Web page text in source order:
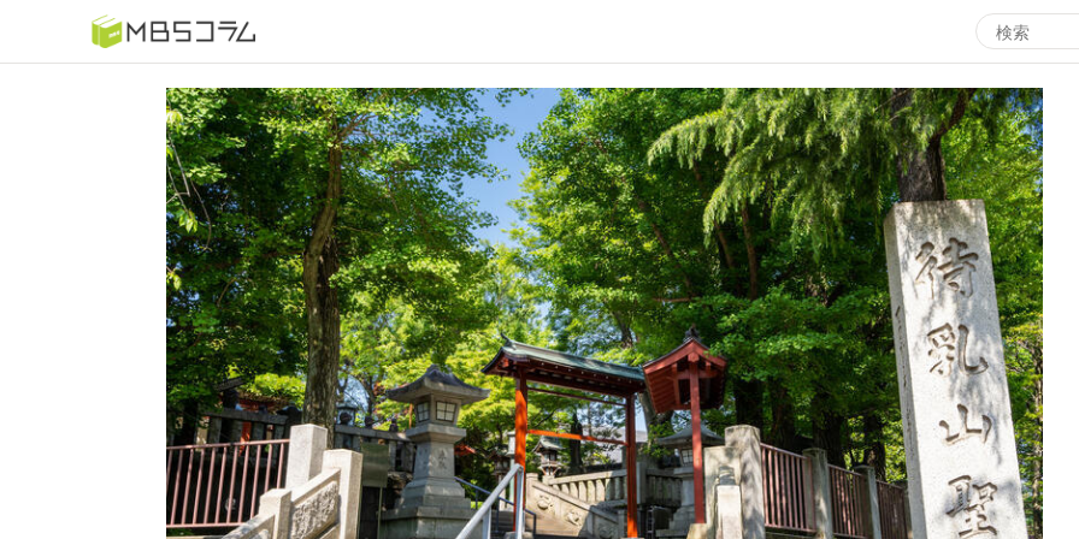
番組コラムから探す
日曜日の初耳学 復習編 エンタメMBS
もう一度楽しむプレバト サタプラ ～気になる情報をちょこっとプラス～
推しといつまでも 月曜の蛙、大海を知る。
何が起こるかホンマにわからん！？「ごぶごぶ」のトリ
情熱大陸を読む
痛快！明石家電視台に、エエ話はいらんねん！
池上彰のニュース解説が読める！「生！池上彰×山里亮
太」
5分で読める！教えてもらう前と後